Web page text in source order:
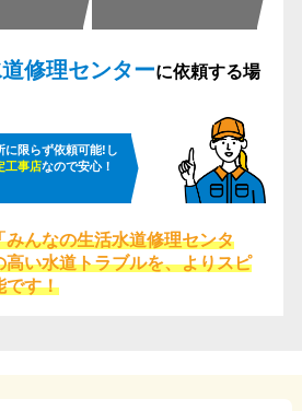
修理センターに依頼する場
に限らず依頼可能! し
工事店なので安心！
んなの生活水道修理センタ
高い水道トラブルを、よりスピ
です！